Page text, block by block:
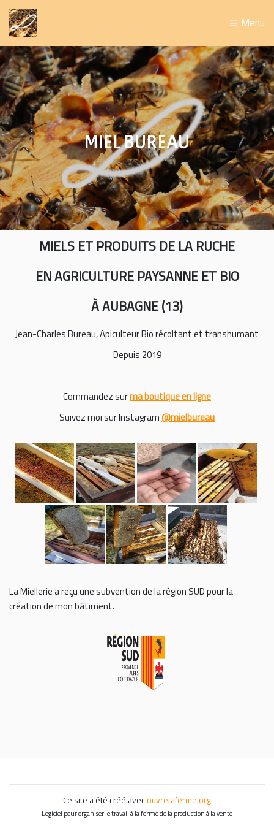
Menu
MIEL BUREAU
MIELS ET PRODUITS DE LA RUCHE
EN AGRICULTURE PAYSANNE ET BIO
À AUBAGNE (13)
Jean-Charles Bureau, Apiculteur Bio récoltant et transhumant
Depuis 2019
Commandez surma boutique en ligne
Suivez moi sur Instagram@mielbureau
La Miellerie a reçu une subvention de la région SUD pour la
création de mon bâtiment.
Ce site a été créé avec ouvretaferme.org
Logiciel pour organiser le travail à la ferme de la production à la vente